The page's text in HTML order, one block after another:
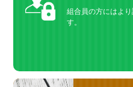
組合員の方にはよ
す。